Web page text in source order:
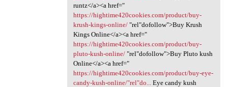
runtz</a><a href="
https://hightime420cookies.com/product/buy-
krush-kings-online/"rel"dofollow">Buy Krush
Kings Online</a><a href="
https://hightime420cookies.com/product/buy-
pluto-kush-online/‎"rel"dofollow">Buy Pluto kush
Online</a><a href="
https://hightime420cookies.com/product/buy-eye-
candy-kush-online/"rel"do...
Eye candy kush